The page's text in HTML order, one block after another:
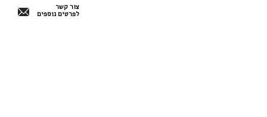
צור קשר
לפרטים נוספים